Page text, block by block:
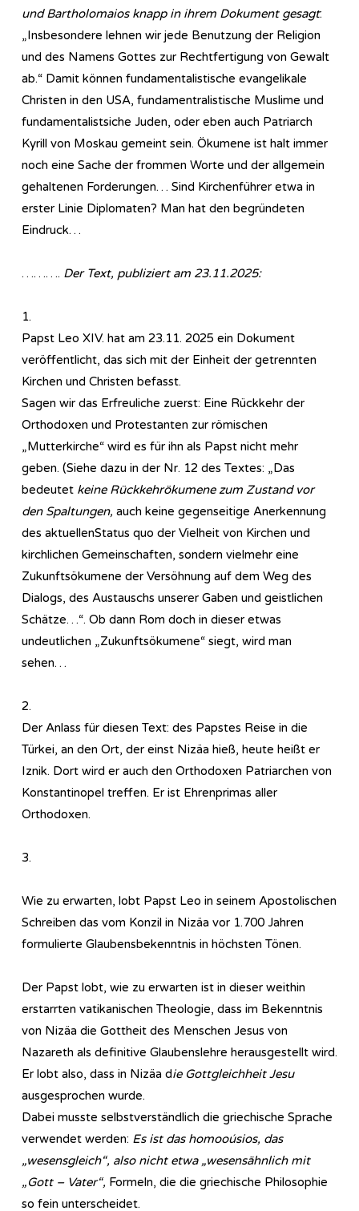
und Bartholomaios knapp in ihrem Dokument gesagt:
„Insbesondere lehnen wir jede Benutzung der Religion
und des Namens Gottes zur Rechtfertigung von Gewalt
ab.“ Damit können fundamentalistische evangelikale
Christen in den USA, fundamentralistische Muslime und
fundamentalistsiche Juden, oder eben auch Patriarch
Kyrill von Moskau gemeint sein. Ökumene ist halt immer
noch eine Sache der frommen Worte und der allgemein
gehaltenen Forderungen… Sind Kirchenführer etwa in
erster Linie Diplomaten? Man hat den begründeten
Eindruck…
………. Der Text, publiziert am 23.11.2025:
1.
Papst Leo XIV. hat am 23.11. 2025 ein Dokument
veröffentlicht, das sich mit der Einheit der getrennten
Kirchen und Christen befasst.
Sagen wir das Erfreuliche zuerst: Eine Rückkehr der
Orthodoxen und Protestanten zur römischen
„Mutterkirche“ wird es für ihn als Papst nicht mehr
geben. (Siehe dazu in der Nr. 12 des Textes: „Das
bedeutet keine Rückkehrökumene zum Zustand vor
den Spaltungen, auch keine gegenseitige Anerkennung
des aktuellenStatus quo der Vielheit von Kirchen und
kirchlichen Gemeinschaften, sondern vielmehr eine
Zukunftsökumene der Versöhnung auf dem Weg des
Dialogs, des Austauschs unserer Gaben und geistlichen
Schätze…“. Ob dann Rom doch in dieser etwas
undeutlichen „Zukunftsökumene“ siegt, wird man
sehen…
2.
Der Anlass für diesen Text: des Papstes Reise in die
Türkei, an den Ort, der einst Nizäa hieß, heute heißt er
Iznik. Dort wird er auch den Orthodoxen Patriarchen von
Konstantinopel treffen. Er ist Ehrenprimas aller
Orthodoxen.
3.
Wie zu erwarten, lobt Papst Leo in seinem Apostolischen
Schreiben das vom Konzil in Nizäa vor 1.700 Jahren
formulierte Glaubensbekenntnis in höchsten Tönen.
Der Papst lobt, wie zu erwarten ist in dieser weithin
erstarrten vatikanischen Theologie, dass im Bekenntnis
von Nizäa die Gottheit des Menschen Jesus von
Nazareth als definitive Glaubenslehre herausgestellt wird.
Er lobt also, dass in Nizäa die Gottgleichheit Jesu
ausgesprochen wurde.
Dabei musste selbstverständlich die griechische Sprache
verwendet werden: Es ist das homooúsios, das
„wesensgleich“, also nicht etwa „wesensähnlich mit
„Gott – Vater“, Formeln, die die griechische Philosophie
so fein unterscheidet.